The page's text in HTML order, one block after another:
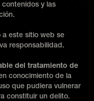
y las
a este sitio web se
responsabilidad.
del tratamiento de
conocimiento de la
que pudiera vulnerar
constituir un delito.